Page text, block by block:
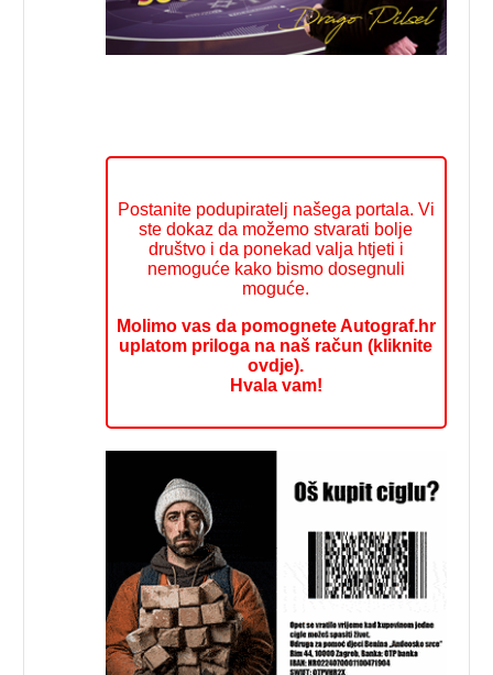
Postanite podupiratelj našega portala. Vi
ste dokaz da možemo stvarati bolje
društvo i da ponekad valja htjeti i
nemoguće kako bismo dosegnuli
moguće.
Molimo vas da pomognete Autograf.hr
uplatom priloga na naš račun (kliknite
ovdje).
Hvala vam!